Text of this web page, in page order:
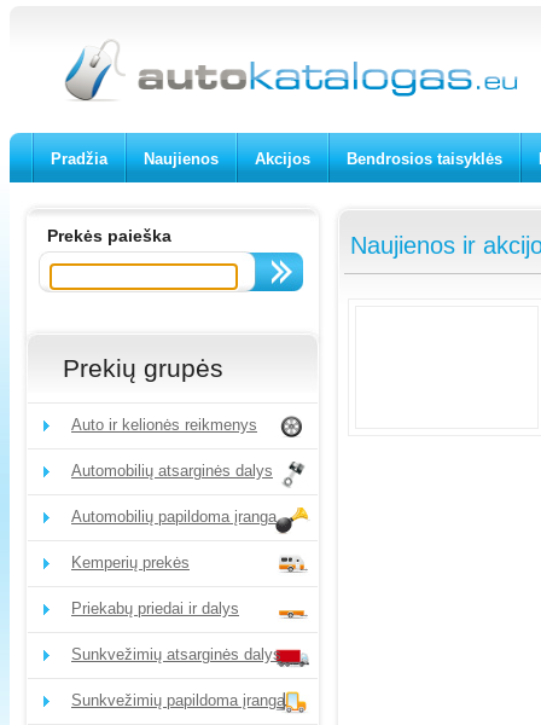
Pradžia Naujienos Akcijos Bendrosios taisyklės
Prekės paieška
Prekių grupės
Auto ir kelionės reikmenys
Automobilių atsarginės dalys
Automobilių papildoma įranga
Kemperių prekės
Priekabų priedai ir dalys
Sunkvežimių atsarginės dalys
Sunkvežimių papildoma įranga
Naujienos ir